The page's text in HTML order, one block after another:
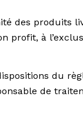
des produits
profit, à
du
de